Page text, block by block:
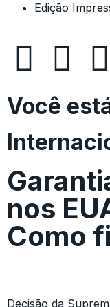
Edição
Você
nos
Como
Decisão da